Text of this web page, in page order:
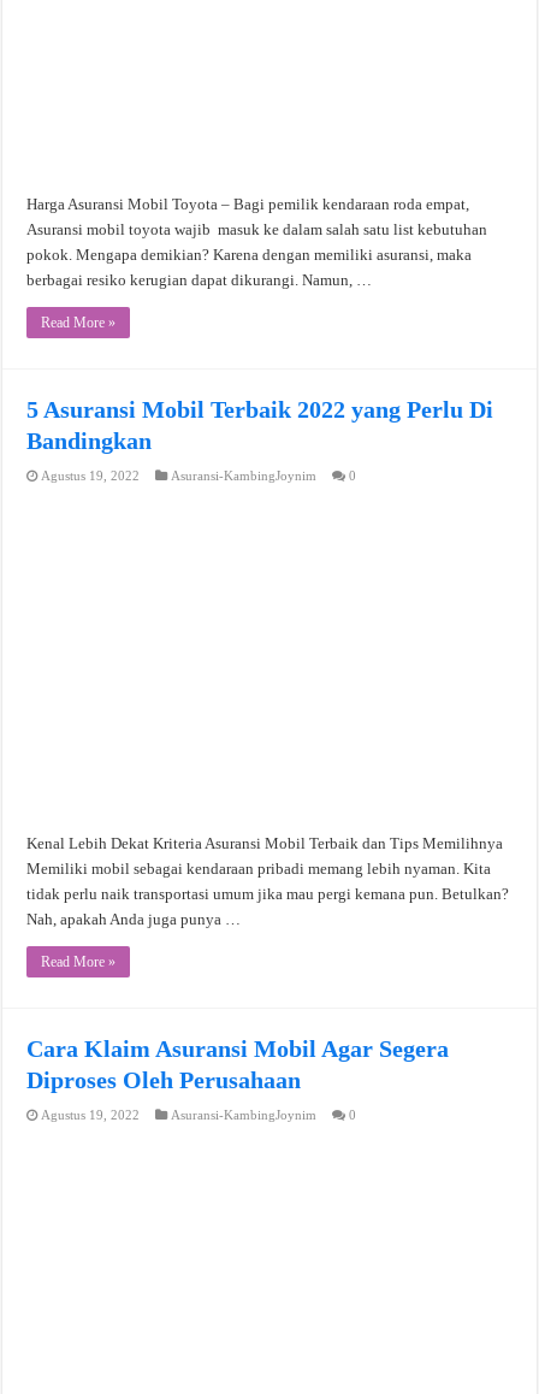
Harga Asuransi Mobil Toyota – Bagi pemilik kendaraan roda empat,
Asuransi mobil toyota wajib masuk ke dalam salah satu list kebutuhan
pokok. Mengapa demikian? Karena dengan memiliki asuransi, maka
berbagai resiko kerugian dapat dikurangi. Namun, …
Read More »
5 Asuransi Mobil Terbaik 2022 yang Perlu Di
Bandingkan
Agustus 19, 2022 Asuransi-KambingJoynim 0
Kenal Lebih Dekat Kriteria Asuransi Mobil Terbaik dan Tips Memilihnya
Memiliki mobil sebagai kendaraan pribadi memang lebih nyaman. Kita
tidak perlu naik transportasi umum jika mau pergi kemana pun. Betulkan?
Nah, apakah Anda juga punya …
Read More »
Cara Klaim Asuransi Mobil Agar Segera
Diproses Oleh Perusahaan
Agustus 19, 2022 Asuransi-KambingJoynim 0